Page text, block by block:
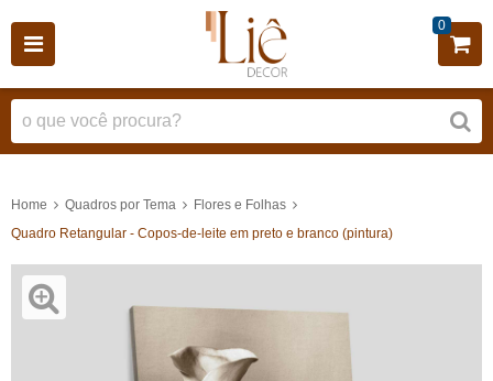
0
Home Quadros por Tema
Flores e Folhas
Quadro Retangular - Copos-de-leite em preto e branco (pintura)